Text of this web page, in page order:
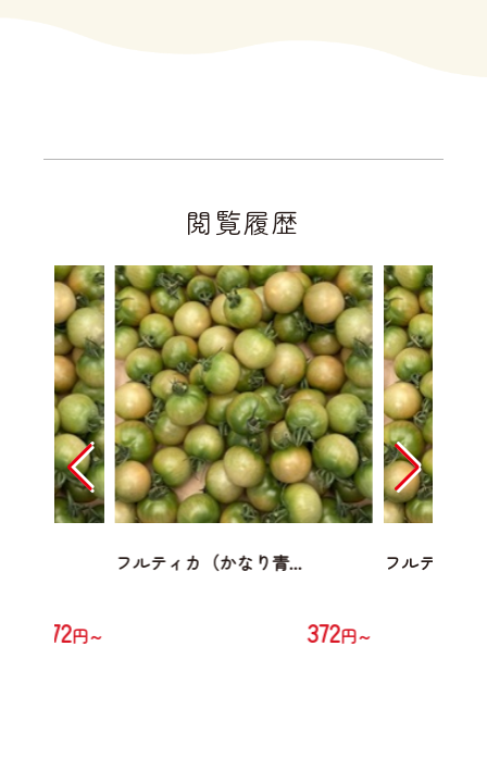
閲覧履歴
372円～
フルティカ（かなり青...
372円～
フルティカ